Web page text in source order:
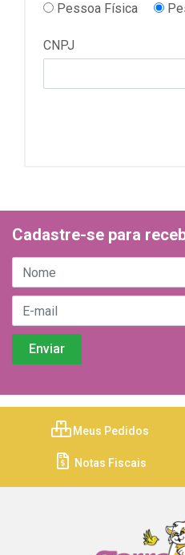
Pessoa Física
CNPJ
Cadastre-se para
Meus Pedidos
Notas Fiscais